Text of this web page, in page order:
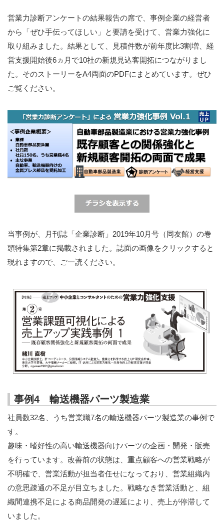
営業力診断アンケートの結果報告の席で、事例企業の経営者
から「ぜひ手伝ってほしい」と要請を受けて、営業力強化に
取り組みました。結果として、見積件数が前年度比3割増、経
営支援開始後6ヵ月で10社の新規見込客開拓につながりまし
た。そのストーリーをA4両面のPDFにまとめています。ぜひ
ご覧ください。
当事例が、月刊誌「企業診断」2019年10月号（同友館）の巻
頭特集第2章に掲載されました。誌面の画像をクリックすると
現れますので、ご一読ください。
事例4 輸送機器パーツ製造業
社員数32名、うち営業職7名の輸送機器パーツ製造業の事例で
す。
趣味・嗜好性の高い輸送機器向けパーツの企画・開発・販売
を行っています。改善前の状態は、重点顧客への営業戦略が
不明確で、営業活動が担当者任せになっており、営業組織内
の意思疎通の不足が目立ちました。戦略なき営業活動と、組
織間連携不足による商品開発の遅延により、売上が停滞して
いました。